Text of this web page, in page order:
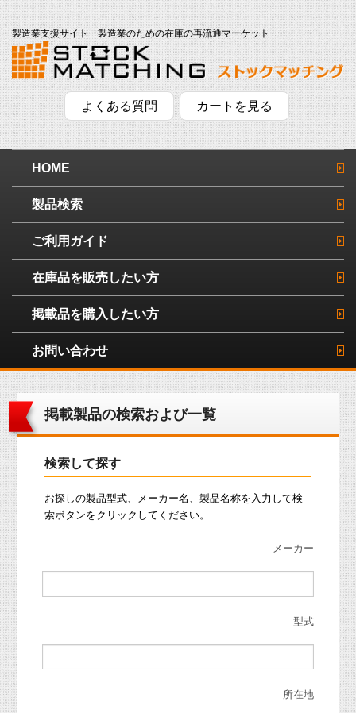
製造業支援サイト 製造業のための在庫の再流通マーケット
よくある質問 カートを見る
HOME
製品検索
ご利用ガイド
在庫品を販売したい方
掲載品を購入したい方
お問い合わせ
掲載製品の検索および一覧
検索して探す
お探しの製品型式、メーカー名、製品名称を入力して検
索ボタンをクリックしてください。
メーカー
型式
所在地